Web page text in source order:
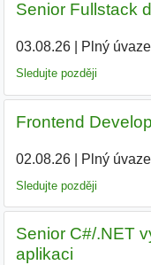
Senior Fullstack
03.08.26| Plný
Sledujte později
Frontend
02.08.26| Plný
Sledujte později
Senior C#/.NET
aplikaci